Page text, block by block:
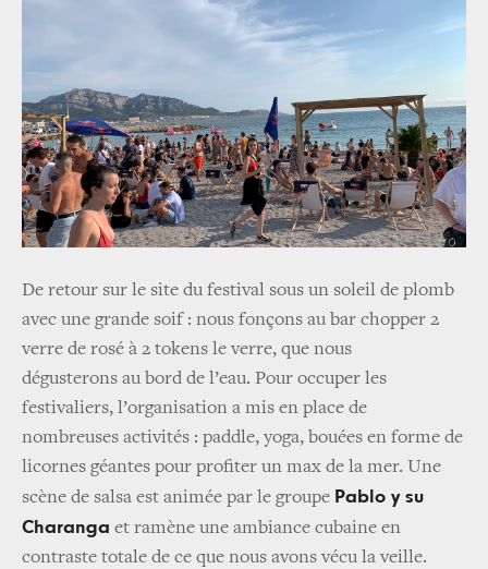
De retour sur le site du festival sous un soleil de plomb
avec une grande soif : nous fonçons au bar chopper 2
verre de rosé à 2 tokens le verre, que nous
dégusterons au bord de l’eau. Pour occuper les
festivaliers, l’organisation a mis en place de
nombreuses activités : paddle, yoga, bouées en forme de
licornes géantes pour profiter un max de la mer. Une
scène de salsa est animée par le groupe Pablo y su
Charanga et ramène une ambiance cubaine en
contraste totale de ce que nous avons vécu la veille.